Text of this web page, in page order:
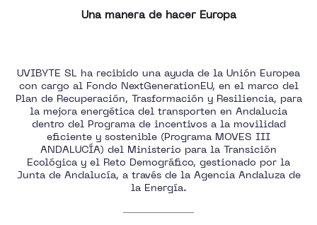
Una manera de hacer Europa
UVIBYTE SL ha recibido una ayuda de la Unión Europea
con cargo al Fondo NextGenerationEU, en el marco del
Plan de Recuperación, Trasformación y Resiliencia, para
la mejora energética del transporten en Andalucia
dentro del Programa de incentivos a la movilidad
eficiente y sostenible (Programa MOVES III
ANDALUCÍA) del Ministerio para la Transición
Ecológica y el Reto Demográfico, gestionado por la
Junta de Andalucía, a través de la Agencia Andaluza de
la Energía.